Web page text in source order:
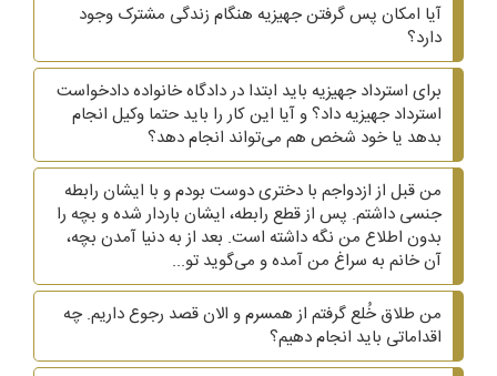
آیا امکان پس گرفتن جهیزیه هنگام زندگی مشترک وجود
دارد؟
برای استرداد جهیزیه باید ابتدا در دادگاه خانواده دادخواست
استرداد جهیزیه داد؟ و آیا این کار را باید حتما وکیل انجام
بدهد یا خود شخص هم می‌تواند انجام دهد؟
من قبل از ازدواجم با دختری دوست بودم و با ایشان رابطه
جنسی داشتم. پس از قطع رابطه، ایشان باردار شده و بچه را
بدون اطلاع من نگه داشته است. بعد از به دنیا آمدن بچه،
آن خانم به سراغ من آمده و می‌گوید تو...
من طلاق خُلع گرفتم از همسرم و الان قصد رجوع داریم. چه
اقداماتی باید انجام دهیم؟